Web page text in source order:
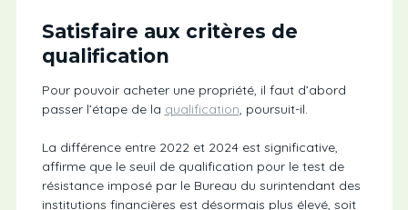
Satisfaire aux critères de
qualification
Pour pouvoir acheter une propriété, il faut d’abord
passer l’étape de la qualification, poursuit-il.
La différence entre 2022 et 2024 est significative,
affirme que le seuil de qualification pour le test de
résistance imposé par le Bureau du surintendant des
institutions financières est désormais plus élevé, soit